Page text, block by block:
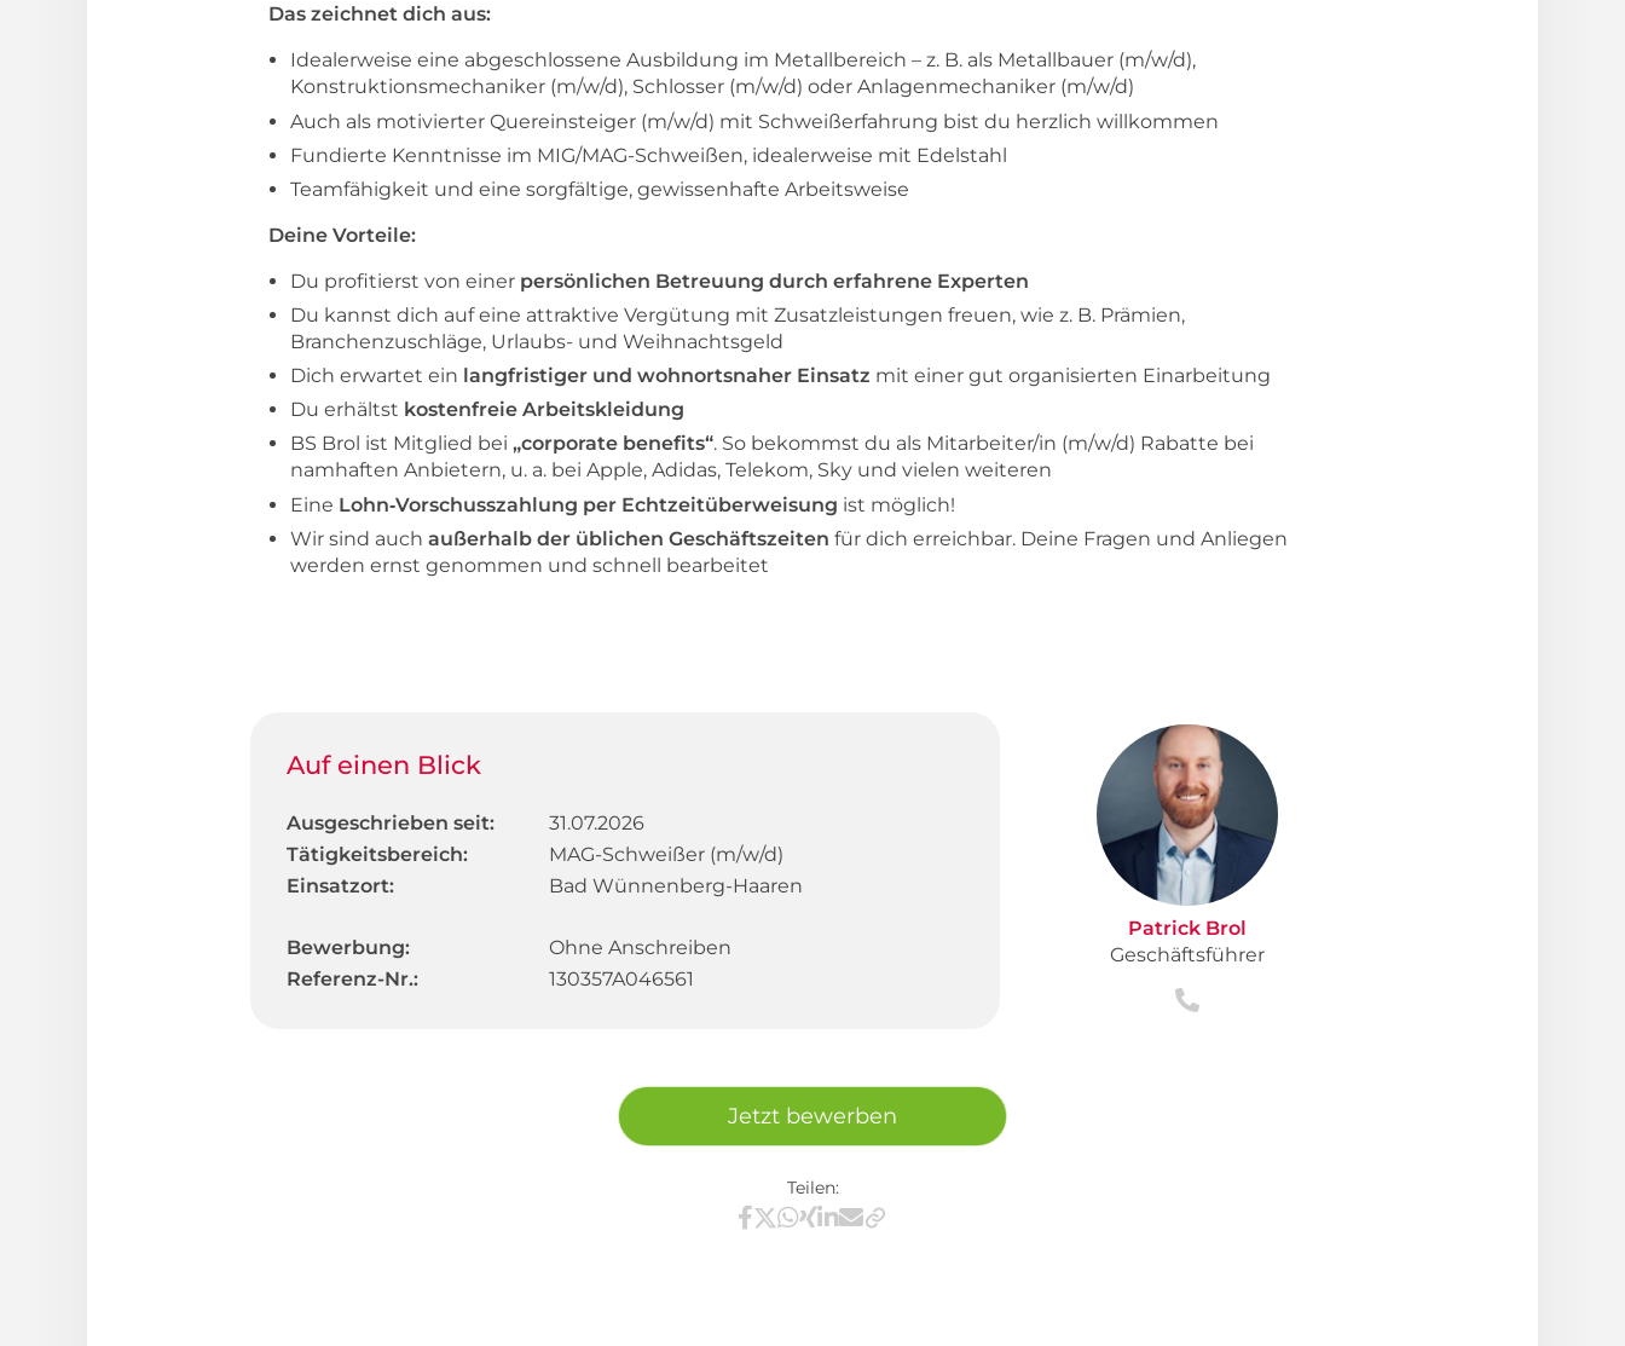
Das zeichnet dich aus:
Idealerweise eine abgeschlossene Ausbildung im Metallbereich – z. B. als Metallbauer (m/w/d),
Konstruktionsmechaniker (m/w/d), Schlosser (m/w/d) oder Anlagenmechaniker (m/w/d)
Auch als motivierter Quereinsteiger (m/w/d) mit Schweißerfahrung bist du herzlich willkommen
Fundierte Kenntnisse im MIG/MAG-Schweißen, idealerweise mit Edelstahl
Teamfähigkeit und eine sorgfältige, gewissenhafte Arbeitsweise
Deine Vorteile:
Du profitierst von einer persönlichen Betreuung durch erfahrene Experten
Du kannst dich auf eine attraktive Vergütung mit Zusatzleistungen freuen, wie z. B. Prämien,
Branchenzuschläge, Urlaubs- und Weihnachtsgeld
Dich erwartet ein langfristiger und wohnortsnaher Einsatz mit einer gut organisierten Einarbeitung
Du erhältst kostenfreie Arbeitskleidung
BS Brol ist Mitglied bei „corporate benefits“. So bekommst du als Mitarbeiter/in (m/w/d) Rabatte bei
namhaften Anbietern, u. a. bei Apple, Adidas, Telekom, Sky und vielen weiteren
Eine Lohn‑Vorschusszahlung per Echtzeitüberweisung ist möglich!
Wir sind auch außerhalb der üblichen Geschäftszeiten für dich erreichbar. Deine Fragen und Anliegen
werden ernst genommen und schnell bearbeitet
Auf einen Blick
Ausgeschrieben seit:
31.07.2026
Tätigkeitsbereich:
MAG-Schweißer (m/w/d)
Einsatzort:
Bad Wünnenberg-Haaren
Bewerbung:
Ohne Anschreiben
Referenz-Nr.:
130357A046561
Patrick Brol
Geschäftsführer
Jetzt bewerben
Teilen:
Teilen via Facebook
Teilen via X / Twitter
Teilen via WhatsApp
Teilen via Xing
Teilen via LinkedIn
Teilen via E-Mail